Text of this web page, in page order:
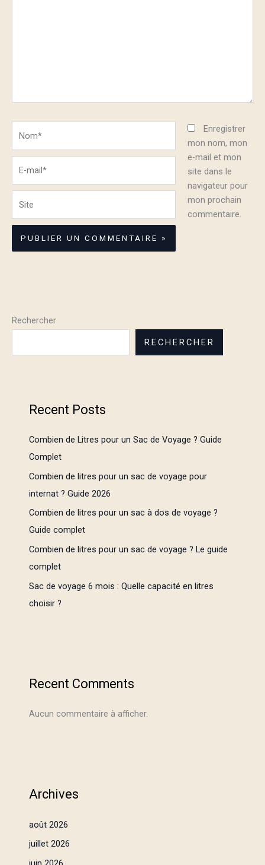
mail*
Enregistrer
mon nom, mon
e-mail et mon
site dans le
navigateur pour
mon prochain
commentaire.
Rechercher
RECHERCHER
Recent Posts
Combien de Litres pour un Sac de Voyage ? Guide
Complet
Combien de litres pour un sac de voyage pour
internat ? Guide 2026
Combien de litres pour un sac à dos de voyage ?
Guide complet
Combien de litres pour un sac de voyage ? Le guide
complet
Sac de voyage 6 mois : Quelle capacité en litres
choisir ?
Recent Comments
Aucun commentaire à afficher.
Archives
août 2026
juillet 2026